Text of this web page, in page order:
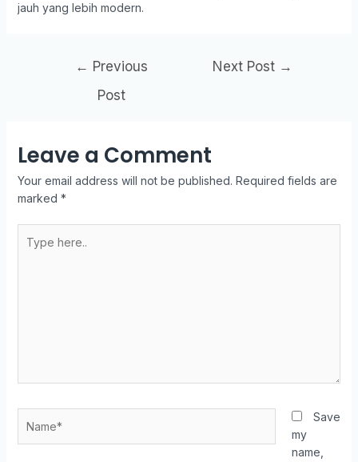
jauh yang lebih modern.
← Previous
Post
Next Post →
Leave a Comment
Your email address will not be published. Required fields are
marked *
Save
my
name,